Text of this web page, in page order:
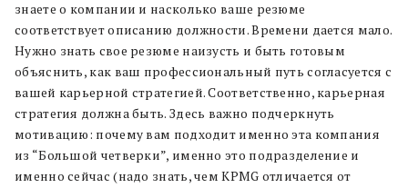
знаете о компании и насколько ваше резюме
соответствует описанию должности. Времени дается мало.
Нужно знать свое резюме наизусть и быть готовым
объяснить, как ваш профессиональный путь согласуется с
вашей карьерной стратегией. Соответственно, карьерная
стратегия должна быть. Здесь важно подчеркнуть
мотивацию: почему вам подходит именно эта компания
из “Большой четверки”, именно это подразделение и
именно сейчас (надо знать, чем KPMG отличается от